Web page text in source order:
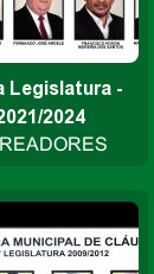
Legislatura -
2024